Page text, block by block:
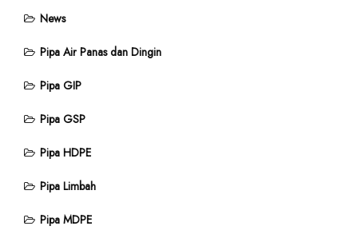
News
Pipa Air Panas dan Dingin
Pipa GIP
Pipa GSP
Pipa HDPE
Pipa Limbah
Pipa MDPE